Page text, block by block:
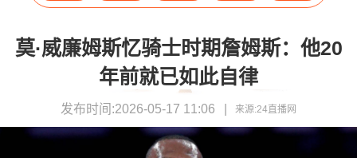
录像
莫·威廉姆斯忆骑士时期詹姆斯：他20
年前就已如此自律
发布时间:2026-05-17 11:06 来源:24直播网